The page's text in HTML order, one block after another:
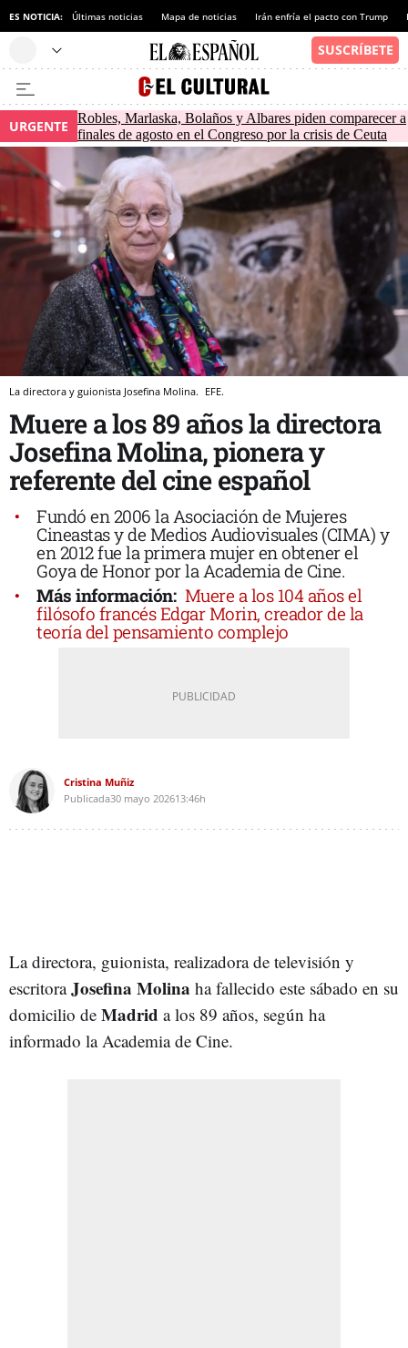
ES NOTICIA: Últimas noticias Mapa de noticias Irán enfría el pacto con Trump
URGENTE
Robles, Marlaska, Bolaños y Albares piden comparecer a
finales de agosto en el Congreso por la crisis de Ceuta
La directora y guionista Josefina Molina. EFE.
Muere a los 89 años la directora
Josefina Molina, pionera y
referente del cine español
Fundó en 2006 la Asociación de Mujeres
Cineastas y de Medios Audiovisuales (CIMA) y
en 2012 fue la primera mujer en obtener el
Goya de Honor por la Academia de Cine.
Más información: Muere a los 104 años el
filósofo francés Edgar Morin, creador de la
teoría del pensamiento complejo
Cristina Muñiz
Publicada30 mayo 202613:46h
La directora, guionista, realizadora de televisión y
escritoraJosefina Molina ha fallecido este sábado en su
domicilio de Madrid a los 89 años, según ha
informado la Academia de Cine.